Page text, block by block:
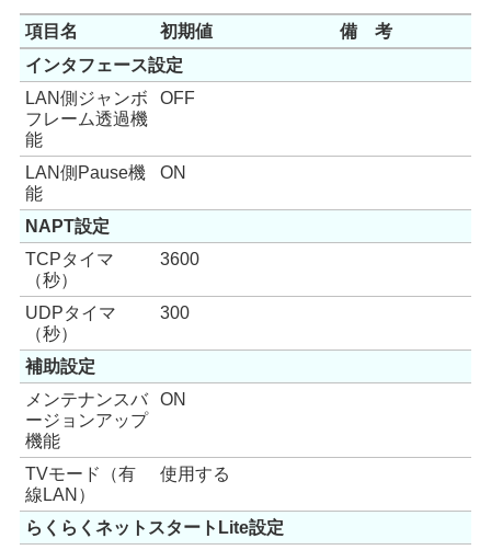
項目名 初期値
備 考
インタフェース設定
LAN側ジャンボ
フレーム透過機
能
OFF
LAN側Pause機
能
ON
NAPT設定
TCPタイマ
（秒）
3600
UDPタイマ
（秒）
300
補助設定
メンテナンスバ
ージョンアップ
機能
ON
TVモード（有
線LAN）
使用する
らくらくネットスタートLite設定